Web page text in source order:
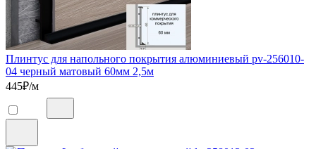
Плинтус для напольного покрытия алюминиевый pv-256010-
04 черный матовый 60мм 2,5м
445₽/м